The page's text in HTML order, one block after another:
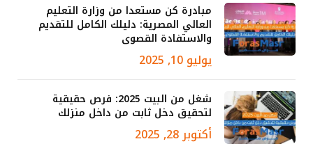
مبادرة كن مستعدا من وزارة التعليم
العالي المصرية: دليلك الكامل للتقديم
والاستفادة القصوى
يوليو 10, 2025
شغل من البيت 2025: فرص حقيقية
لتحقيق دخل ثابت من داخل منزلك
أكتوبر 28, 2025